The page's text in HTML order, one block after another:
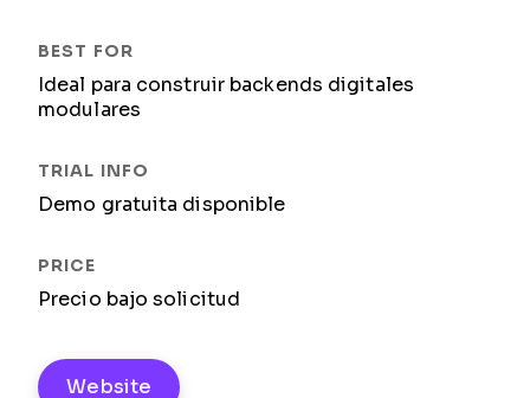
Ideal para construir backends digitales
modulares
Demo gratuita disponible
Precio bajo solicitud
Website